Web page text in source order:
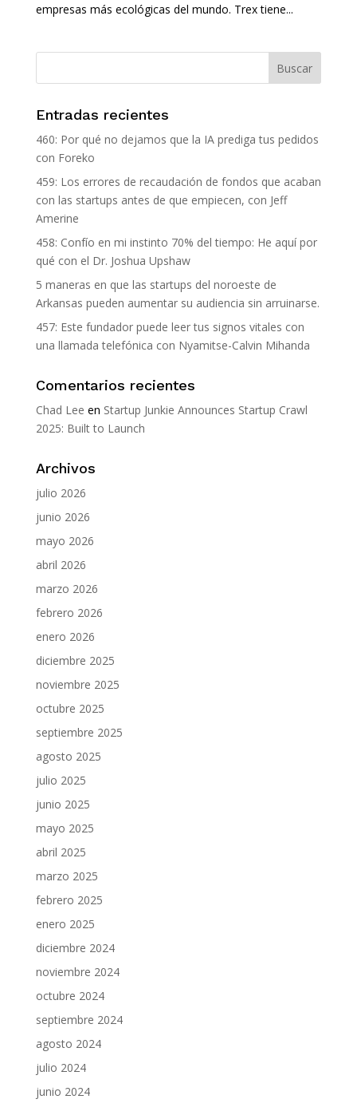
empresas más ecológicas del mundo. Trex tiene...
Entradas recientes
460: Por qué no dejamos que la IA prediga tus pedidos
con Foreko
459: Los errores de recaudación de fondos que acaban
con las startups antes de que empiecen, con Jeff
Amerine
458: Confío en mi instinto 70% del tiempo: He aquí por
qué con el Dr. Joshua Upshaw
5 maneras en que las startups del noroeste de
Arkansas pueden aumentar su audiencia sin arruinarse.
457: Este fundador puede leer tus signos vitales con
una llamada telefónica con Nyamitse-Calvin Mihanda
Comentarios recientes
Chad Lee en Startup Junkie Announces Startup Crawl
2025: Built to Launch
Archivos
julio 2026
junio 2026
mayo 2026
abril 2026
marzo 2026
febrero 2026
enero 2026
diciembre 2025
noviembre 2025
octubre 2025
septiembre 2025
agosto 2025
julio 2025
junio 2025
mayo 2025
abril 2025
marzo 2025
febrero 2025
enero 2025
diciembre 2024
noviembre 2024
octubre 2024
septiembre 2024
agosto 2024
julio 2024
junio 2024